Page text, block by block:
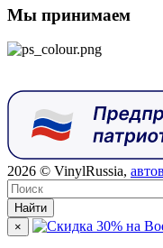
Мы принимаем
2026 © VinylRussia,
Найти
×